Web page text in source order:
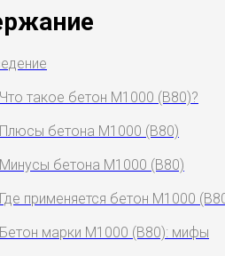
такое бетон М1000 (В80)?
бетона М1000 (В80)
бетона М1000 (В80)
применяется бетон М1000
марки М1000 (В80): мифы